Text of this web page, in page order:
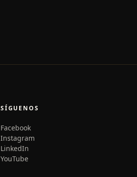
SÍGUENOS
Facebook
Instagram
LinkedIn
YouTube